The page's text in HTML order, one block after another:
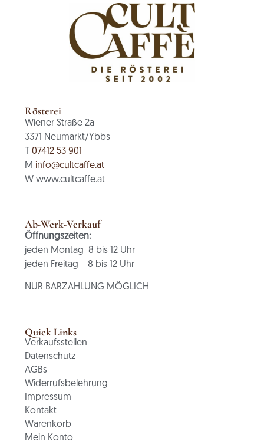
Rösterei
Wiener Straße 2a
3371 Neumarkt/Ybbs
T07412 53 901
M info@cultcaffe.at
W www.cultcaffe.at
Ab-Werk-Verkauf
Öffnungszeiten:
jeden Montag 8 bis 12 Uhr
jeden Freitag 8 bis 12 Uhr
NUR BARZAHLUNG MÖGLICH
Quick Links
Verkaufsstellen
Datenschutz
AGBs
Widerrufsbelehrung
Impressum
Kontakt
Warenkorb
Mein Konto